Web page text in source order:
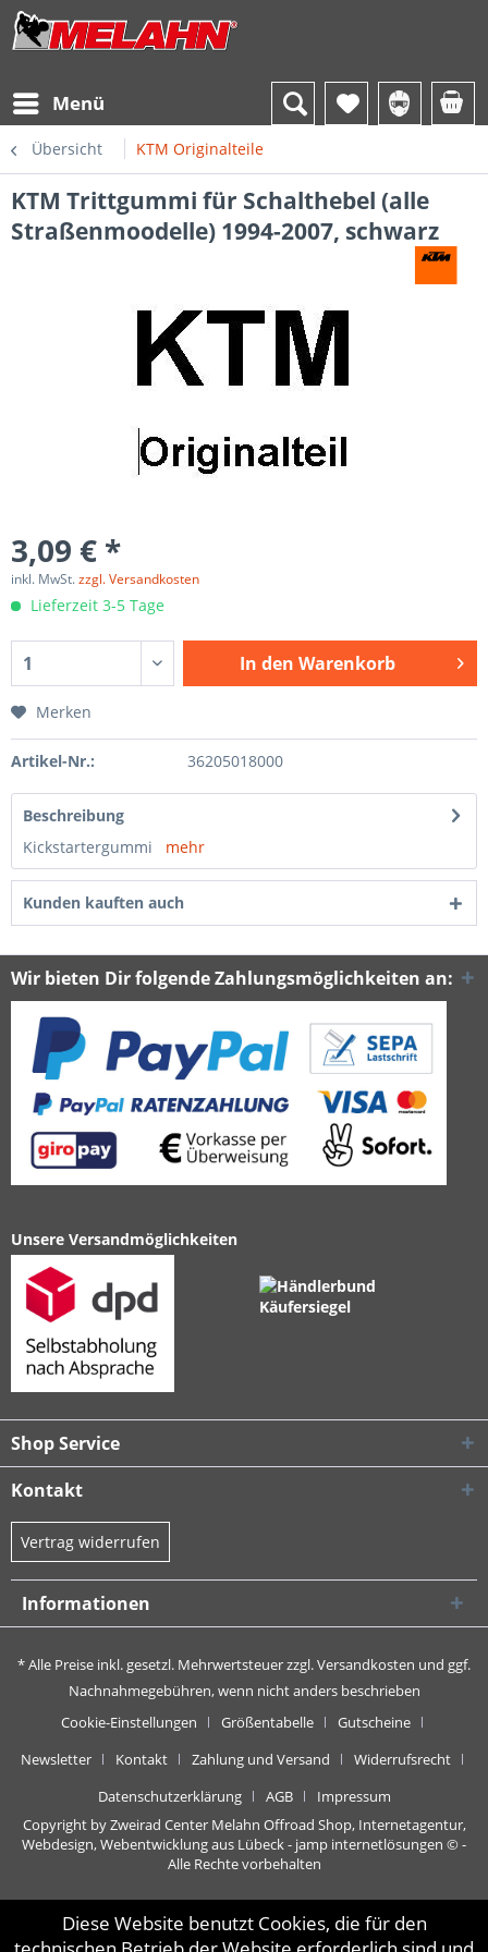
Menü
Übersicht KTM Originalteile
KTM Trittgummi für Schalthebel (alle
Straßenmoodelle) 1994-2007, schwarz
3,09 € *
inkl. MwSt.zzgl. Versandkosten
Lieferzeit 3-5 Tage
In den Warenkorb
Merken
Artikel-Nr.: 36205018000
Beschreibung
Kickstartergummi mehr
Kunden kauften auch
Wir bieten Dir folgende Zahlungsmöglichkeiten an:
Unsere Versandmöglichkeiten
Shop Service
Kontakt
Vertrag widerrufen
Informationen
* Alle Preise inkl. gesetzl. Mehrwertsteuer zzgl.Versandkosten und ggf.
Nachnahmegebühren, wenn nicht anders beschrieben
Cookie-Einstellungen
Größentabelle
Gutscheine
Newsletter
Kontakt Zahlung und Versand
Widerrufsrecht
Datenschutzerklärung
AGB
Impressum
Copyright by Zweirad Center Melahn Offroad Shop, Internetagentur,
Webdesign, Webentwicklung aus Lübeck - jamp internetlösungen © -
Alle Rechte vorbehalten
Diese Website benutzt Cookies, die für den